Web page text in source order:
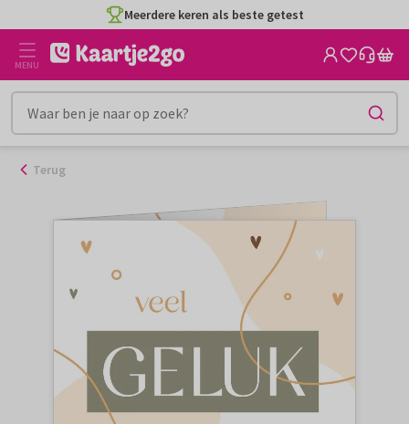
naar
inhoud
Meerdere keren als beste getest
MENU
Terug